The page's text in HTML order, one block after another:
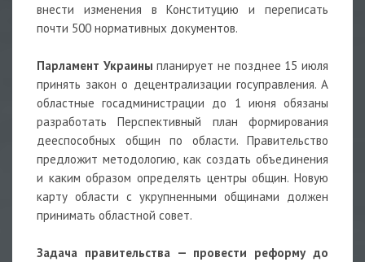
внести изменения в Конституцию и переписать
почти 500 нормативных документов.
Парламент Украины планирует не позднее 15 июля
принять закон о децентрализации госуправления. А
областные госадминистрации до 1 июня обязаны
разработать Перспективный план формирования
дееспособных общин по области. Правительство
предложит методологию, как создать объединения
и каким образом определять центры общин. Новую
карту области с укрупненными общинами должен
принимать областной совет.
Задача правительства — провести реформу до